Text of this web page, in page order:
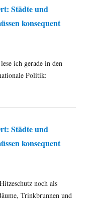
Städte und
konsequent
ich gerade in den
Politik:
Städte und
konsequent
noch als
Trinkbrunnen und